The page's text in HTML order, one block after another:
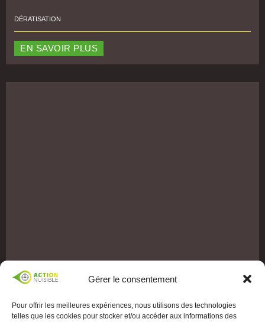
Gérer le consentement
Pour offrir les meilleures expériences, nous utilisons des technologies
telles que les cookies pour stocker et/ou accéder aux informations des
DÉRATISATION
EN SAVOIR PLUS